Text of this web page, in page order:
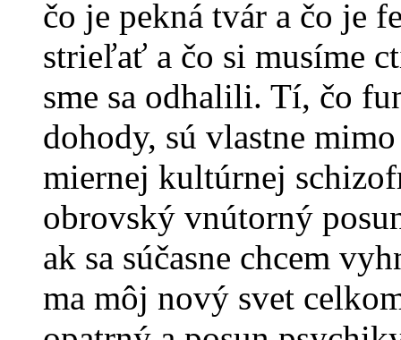
čo je pekná tvár a čo je
strieľať a čo si musíme
sme sa odhalili. Tí, čo
dohody, sú vlastne
miernej kultúrnej
obrovský vnútorný
ak sa súčasne chcem
ma môj nový svet